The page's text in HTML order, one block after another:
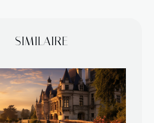
SIMILAIRE